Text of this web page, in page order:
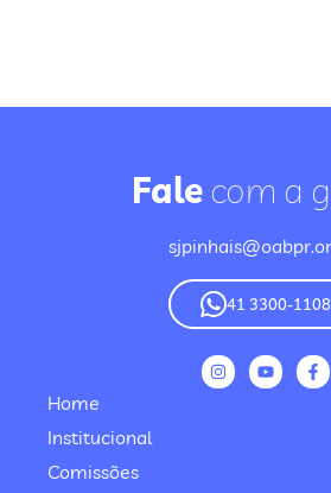
Fale com a
41 3300-1108
Home
Institucional
Comissões